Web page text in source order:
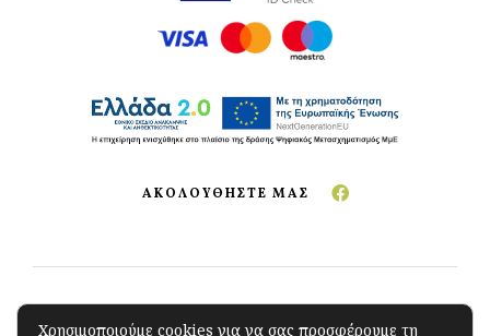
ΑΚΟΛΟΥΘΗΣΤΕ ΜΑΣ
Copyright © 2023 The Green Store.All Rights
Χρησιμοποιούμε cookies για να σας προσφέρουμε τη